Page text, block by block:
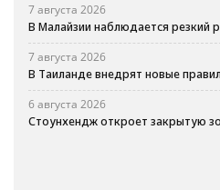
7 августа 2026
В Малайзии наблюдается резкий
7 августа 2026
В Таиланде внедрят новые
6 августа 2026
Стоунхендж откроет закрытую